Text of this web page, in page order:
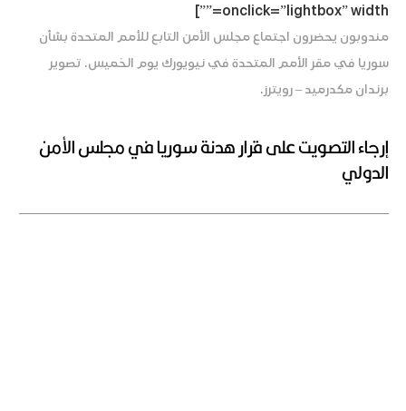
onclick=”lightbox” width=””]
مندوبون يحضرون اجتماع مجلس الأمن التابع للأمم المتحدة بشأن
سوريا في مقر الأمم المتحدة في نيويورك يوم الخميس. تصوير
برندان مكدرميد – رويترز.
إرجاء التصويت على قرار هدنة سوريا في مجلس الأمن
الدولي